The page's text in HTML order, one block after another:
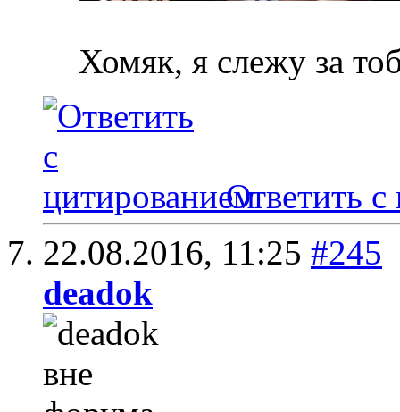
Хомяк, я слежу за
Ответить с
22.08.2016, 11:25 #245
deadok